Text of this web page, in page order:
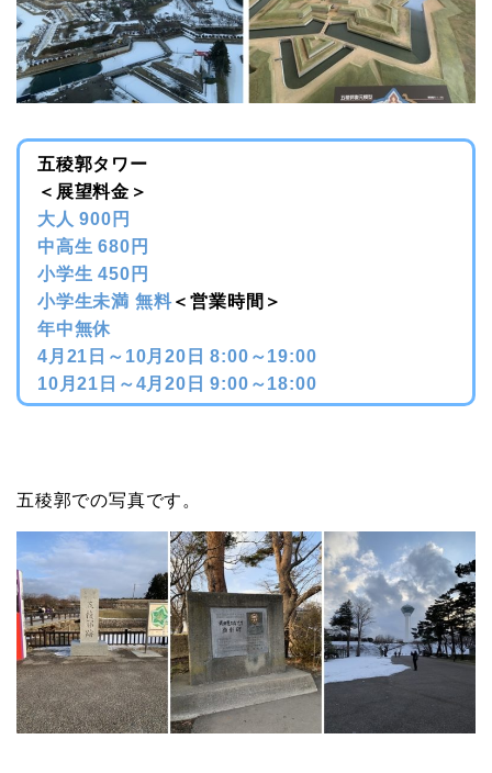
五稜郭タワー
＜展望料金＞
大人 900円
中高生 680円
小学生 450円
小学生未満 無料 ＜営業時間＞
年中無休
4月21日～10月20日 8:00～19:00
10月21日～4月20日 9:00～18:00
五稜郭での写真です。